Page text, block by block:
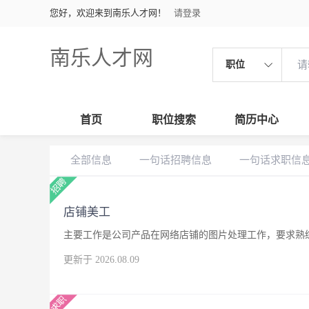
您好，欢迎来到南乐人才网！ 请登录
南乐人才网 职位
首页 职位搜索 简历中心
全部信息 一句话招聘信息 一句话求职信
店铺美工
主要工作是公司产品在网络店铺的图片处理工作，要求
更新于 2026.08.09